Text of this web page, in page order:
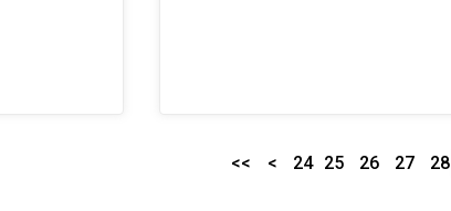
<< < 24 25 26 27 28